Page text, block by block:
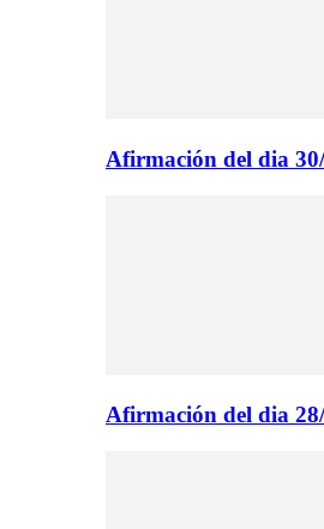
Afirmación del dia
Afirmación del dia